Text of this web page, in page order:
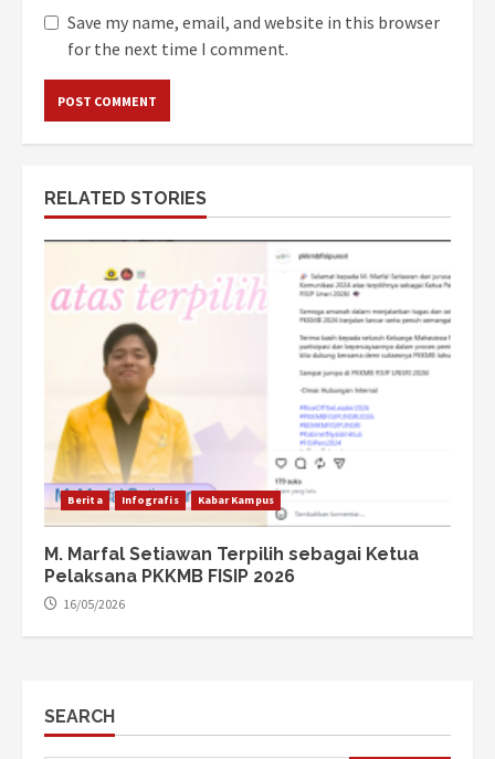
Save my name, email, and website in this browser
for the next time I comment.
RELATED STORIES
Berita Infografis Kabar Kampus
M. Marfal Setiawan Terpilih sebagai Ketua
Pelaksana PKKMB FISIP 2026
16/05/2026
SEARCH